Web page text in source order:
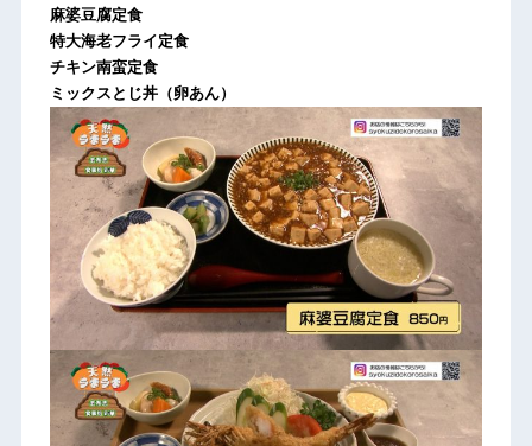
麻婆豆腐定食
特大海老フライ定食
チキン南蛮定食
ミックスとじ丼（卵あん）